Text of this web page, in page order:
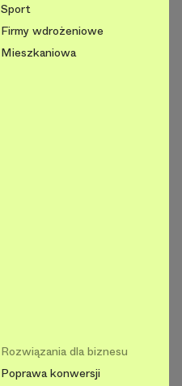
Sport
Firmy wdrożeniowe
Mieszkaniowa
Rozwiązania dla biznesu
Poprawa konwersji